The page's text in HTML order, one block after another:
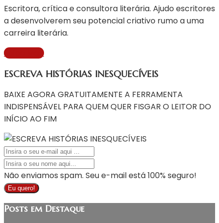
Escritora, crítica e consultora literária. Ajudo escritores
a desenvolverem seu potencial criativo rumo a uma
carreira literária.
Saiba Mais
ESCREVA HISTÓRIAS INESQUECÍVEIS
BAIXE AGORA GRATUITAMENTE A FERRAMENTA
INDISPENSÁVEL PARA QUEM QUER FISGAR O LEITOR DO
INÍCIO AO FIM
Não enviamos spam. Seu e-mail está 100% seguro!
Eu quero!
Posts em Destaque